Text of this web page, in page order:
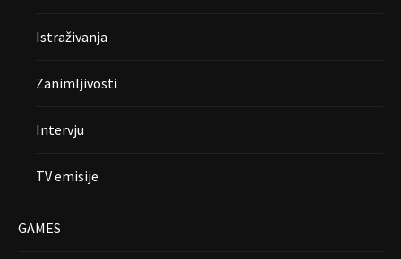
Istraživanja
Zanimljivosti
Intervju
TV emisije
GAMES